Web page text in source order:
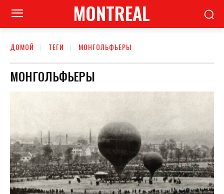
MONTREAL
ДОМОЙ ТЕГИ МОНГОЛЬФЬЕРЫ
МОНГОЛЬФЬЕРЫ